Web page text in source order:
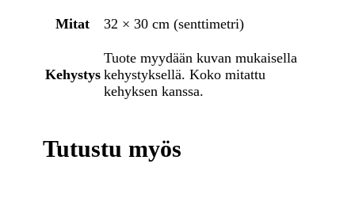
Mitat 32 × 30 cm (senttimetri)
Kehystys
Tuote myydään kuvan mukaisella
kehystyksellä. Koko mitattu
kehyksen kanssa.
Tutustu myös